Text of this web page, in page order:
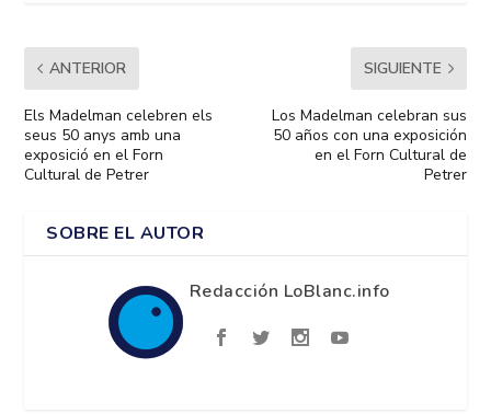
ANTERIOR
Els Madelman celebren els
seus 50 anys amb una
exposició en el Forn
Cultural de Petrer
SIGUIENTE
Los Madelman celebran sus
50 años con una exposición
en el Forn Cultural de
Petrer
SOBRE EL AUTOR
Redacción LoBlanc.info